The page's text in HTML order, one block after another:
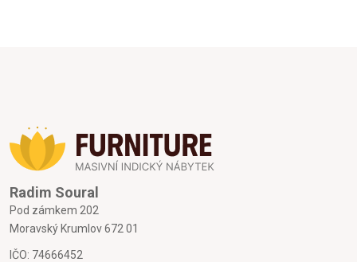
Radim Soural
Pod zámkem 202
Moravský Krumlov 672 01
IČO: 74666452